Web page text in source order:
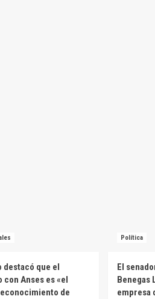
destacó que el
con Anses es «el
de
Política
El
Benegas
empresa